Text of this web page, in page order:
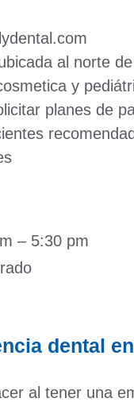
al norte
y
planes de
– 5:30 pm
dental
al tener una